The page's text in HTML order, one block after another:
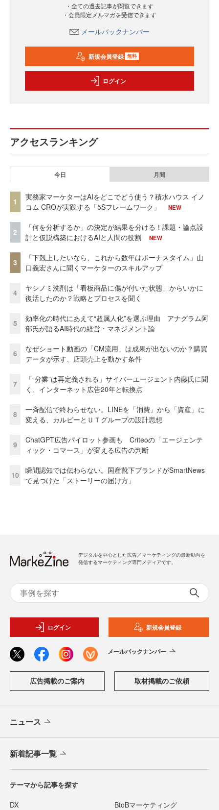
・全ての過去記事が閲覧できます
・会員限定メルマガを受信できます
メールバックナンバー
新規会員登録 無料
ログイン
アクセスランキング
今日 月間
1
実務家マーケターはAIをどこでどう使う？積水ハウス イノ
コム CROが実践する「5Sフレームワーク」
NEW
2
「何を分析するか」の決定が結果を分ける！課題・論点設
計と仮説構築におけるAIと人間の役割
NEW
3
「下剋上したいなら、これから数年はボーナスタイム」山
口義宏さんに聞くマーケターのスキルアップ
4
ヤシノミ洗剤は「看板商品に傷が付いた状態」からいかに
復活したのか？戦略とプロセスを聞く
5
効率化の時代にあえて“超属人化”を選ぶ理由 アナグラム阿
部氏が語るAI時代の経営・マネジメント論
6
なぜショート動画の「CM流用」は成果が出ないのか？購買
データが示す、店頭売上を動かす条件
7
「“分業”は再定義される」サイバーエージェント内藤氏に聞
く、インターネット広告20年と転換点
8
一斉配信で終わらせない。LINEを「消費」から「資産」に
変える、カルビーとＵＴグループの設計思想
9
ChatGPT広告パイロット参画も Criteoの「エージェンテ
ィック・コマース」が変える広告の判断
10
瞬間認知では伝わらない。国産靴下ブランドがSmartNews
で見つけた「ストーリーの届け方」
デジタルを中心とした広告／マーケティングの最新動向を
発信するマーケティング専門メディアです。
ログイン 新規会員登録
メールバックナンバー
広告掲載のご案内 取材掲載のご依頼
ニュース
新着記事一覧
テーマから記事を探す
DX BtoBマーケティング